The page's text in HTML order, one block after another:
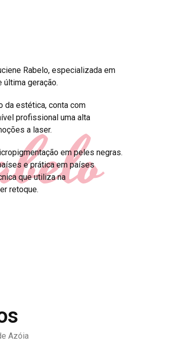
Rabelo, especializada em
geração.
da estética, conta com
profissional uma alta
a laser.
em peles negras.
e prática em países
que utiliza na
retoque.
Azóia